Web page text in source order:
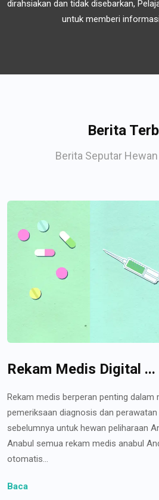
dirahsiakan dan tidak disebarkan,
untuk memberi
Berita
Berita Seputar
Rekam Medis Digital ...
Rekam medis berperan penting dalam
pemeriksaan diagnosis dan
sebelumnya untuk hewan peliharaan
Anabul semua rekam medis anabul
otomatis...
Baca